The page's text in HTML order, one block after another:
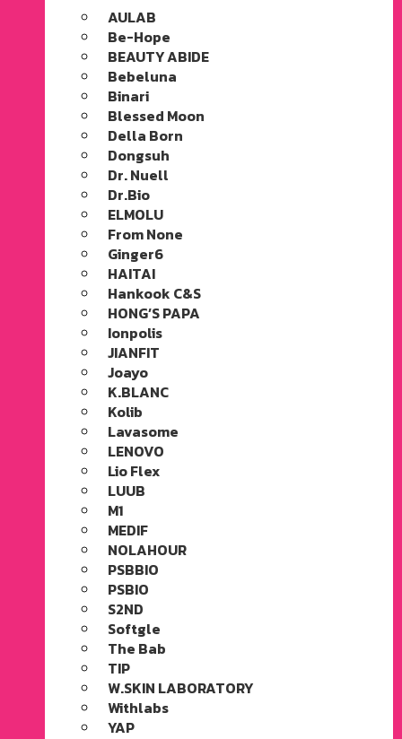
AULAB
Be-Hope
BEAUTY ABIDE
Bebeluna
Binari
Blessed Moon
Della Born
Dongsuh
Dr. Nuell
Dr.Bio
ELMOLU
From None
Ginger6
HAITAI
Hankook C&S
HONG’S PAPA
Ionpolis
JIANFIT
Joayo
K.BLANC
Kolib
Lavasome
LENOVO
Lio Flex
LUUB
M1
MEDIF
NOLAHOUR
PSBBIO
PSBIO
S2ND
Softgle
The Bab
TIP
W.SKIN LABORATORY
Withlabs
YAP